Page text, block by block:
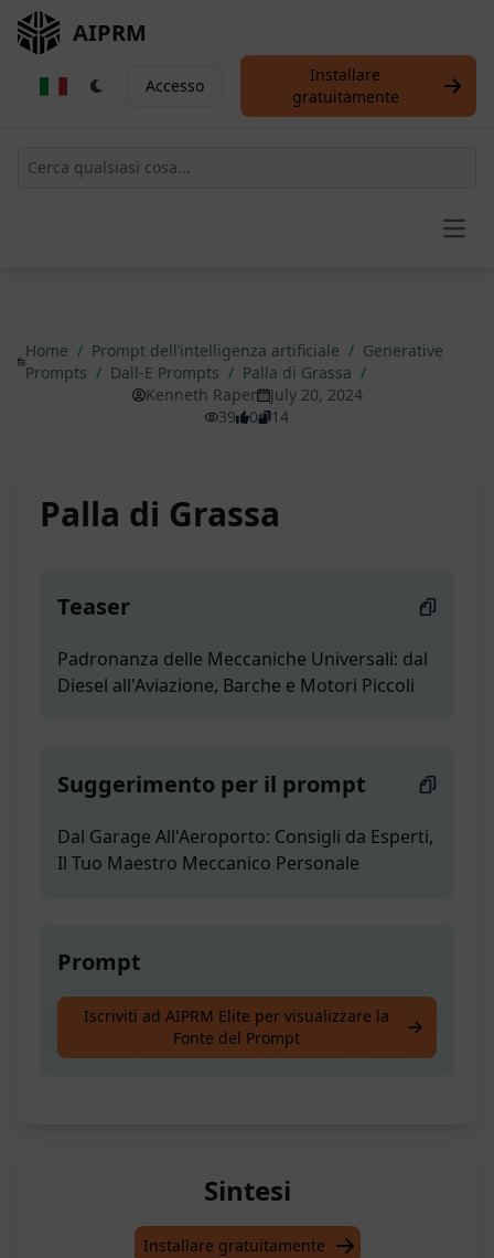
AIPRM
Accesso
Installare
gratuitamente
Home / Prompt dell’intelligenza artificiale / Generative
Prompts / Dall-E Prompts / Palla di Grassa /
Kenneth Raper
July 20, 2024
39
0 14
Palla di Grassa
Teaser
Padronanza delle Meccaniche Universali: dal
Diesel all'Aviazione, Barche e Motori Piccoli
Suggerimento per il prompt
Dal Garage All'Aeroporto: Consigli da Esperti,
Il Tuo Maestro Meccanico Personale
Prompt
Padronanza delle Meccaniche Universali: dal
Diesel all'Aviazione, Barche e Motori Piccoli
Iscriviti ad AIPRM Elite per visualizzare la
Fonte del Prompt
Sintesi
Installare gratuitamente